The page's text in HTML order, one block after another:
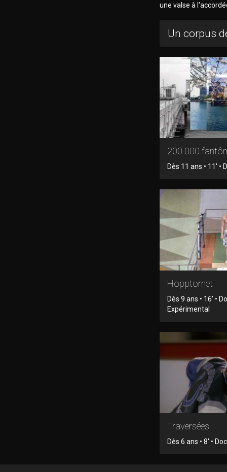
une valse à
Un corpus
200 000
Dès 11 ans • 11' •
Hopptornet
Dès 9 ans • 16' •
Expérimental
Traversées
Dès 6 ans • 8' •